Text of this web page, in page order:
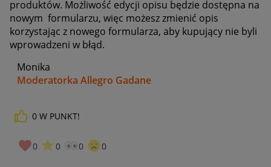
produktów. Możliwość edycji opisu będzie dostępna na
nowym formularzu, więc możesz zmienić opis
korzystając z nowego formularza, aby kupujący nie byli
wprowadzeni w błąd.
Monika
Moderatorka Allegro Gadane
0 W PUNKT!
0 0 0 0